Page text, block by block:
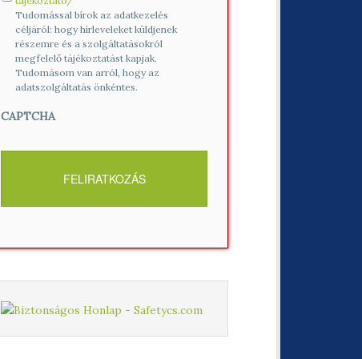
Tudomással bírok az adatkezelés
céljáról: hogy hírleveleket küldjenek
részemre és a szolgáltatásokról
megfelelő tájékoztatást kapjak.
Tudomásom van arról, hogy az
adatszolgáltatás önkéntes.
CAPTCHA